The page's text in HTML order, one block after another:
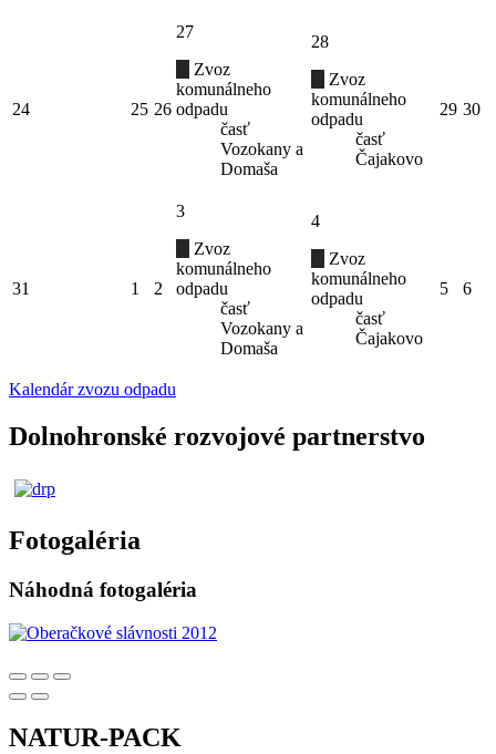
24 25 26
27
Zvoz
komunálneho
odpadu
časť
Vozokany a
Domaša
28
Zvoz
komunálneho
odpadu
časť
Čajakovo
29 30
31 1 2
3
Zvoz
komunálneho
odpadu
časť
Vozokany a
Domaša
4
Zvoz
komunálneho
odpadu
časť
Čajakovo
5 6
Kalendár zvozu odpadu
Dolnohronské rozvojové partnerstvo
Fotogaléria
Náhodná fotogaléria
NATUR-PACK